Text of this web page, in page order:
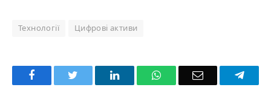
Технології Цифрові активи
Facebook LinkedInWhatsAppEmail